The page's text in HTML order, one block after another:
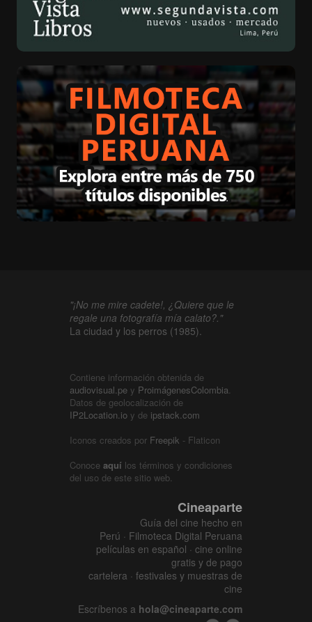
"¡No me mire cadete!, ¿Quiere que le
regale una fotografía mía calato?."
La ciudad y los perros (1985).
Contiene información obtenida de
audiovisual.pe y ProimágenesColombia.
Datos de geolocalización de
IP2Location.io y de ipstack.com
Iconos creados por Freepik - Flaticon
Conoce aquí los términos y condiciones
del uso de este sitio web.
Cineaparte
Guía del cine hecho en
Perú · Filmoteca Digital Peruana
películas en español · cine online
gratis y de pago
cartelera · festivales y muestras de
cine
Escríbenos a hola@cineaparte.com